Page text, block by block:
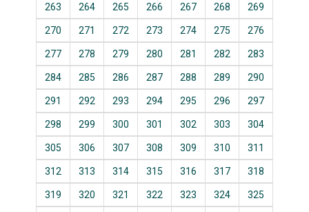
263 264 265 266 267 268 269
270 271 272 273 274 275 276
277 278 279 280 281 282 283
284 285 286 287 288 289 290
291 292 293 294 295 296 297
298 299 300 301 302 303 304
305 306 307 308 309 310 311
312 313 314 315 316 317 318
319 320 321 322 323 324 325